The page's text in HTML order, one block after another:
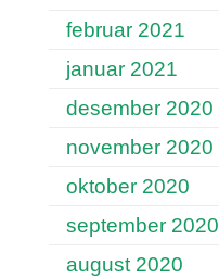
februar 2021
januar 2021
desember 2020
november 2020
oktober 2020
september 2020
august 2020